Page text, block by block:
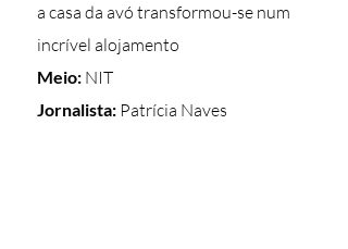
a casa da avó transformou-se num
incrível alojamento
Meio: NIT
Jornalista: Patrícia Naves